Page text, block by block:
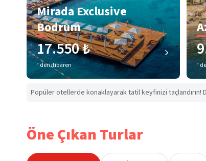
Mirada Exclusive
Bodrum
17.550 ₺
’ den itibaren ’
Popüler otellerde konaklayarak tatil keyfinizi
Öne Çıkan Turlar